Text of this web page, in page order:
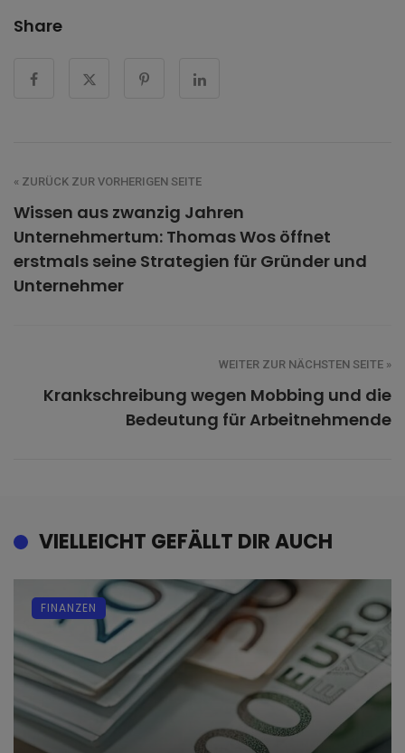
Share
« ZURÜCK ZUR VORHERIGEN SEITE
Wissen aus zwanzig Jahren
Unternehmertum: Thomas Wos öffnet
erstmals seine Strategien für Gründer und
Unternehmer
WEITER ZUR NÄCHSTEN SEITE »
Krankschreibung wegen Mobbing und die
Bedeutung für Arbeitnehmende
VIELLEICHT GEFÄLLT DIR AUCH
FINANZEN